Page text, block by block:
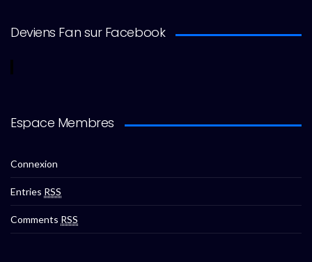
Deviens Fan sur Facebook
Espace Membres
Connexion
Entries RSS
Comments RSS